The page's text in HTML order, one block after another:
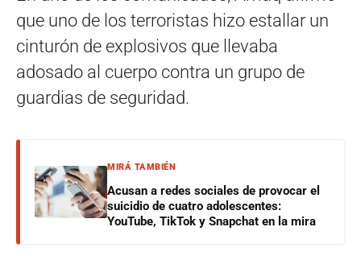
que uno de los terroristas hizo estallar un
cinturón de explosivos que llevaba
adosado al cuerpo contra un grupo de
guardias de seguridad.
MIRÁ TAMBIÉN
Acusan a redes sociales de provocar el
suicidio de cuatro adolescentes:
YouTube, TikTok y Snapchat en la mira